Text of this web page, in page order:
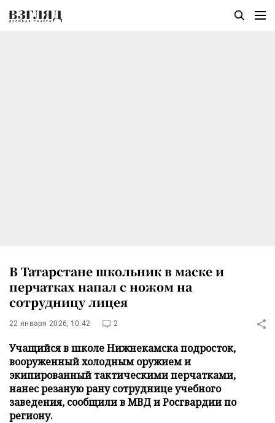
В Татарстане школьник в маске и
перчатках напал с ножом на
сотрудницу лицея
22 января 2026, 10:42 2
Учащийся в школе Нижнекамска подросток,
вооруженный холодным оружием и
экипированный тактическими перчатками,
нанес резаную рану сотруднице учебного
заведения, сообщили в МВД и Росгвардии по
региону.